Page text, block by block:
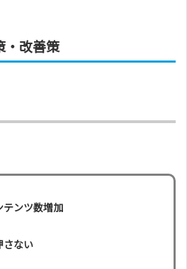
・改善策
テンツ数増加
さない